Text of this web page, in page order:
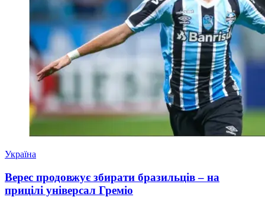
Україна
Верес продовжує збирати бразильців – на
прицілі універсал Греміо